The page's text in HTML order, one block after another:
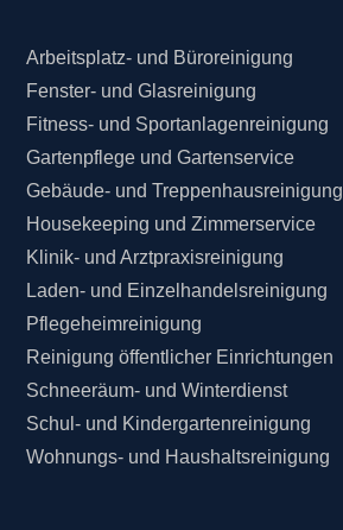
Arbeitsplatz- und Büroreinigung
Fenster- und Glasreinigung
Fitness- und Sportanlagenreinigung
Gartenpflege und Gartenservice
Gebäude- und Treppenhausreinigung
Housekeeping und Zimmerservice
Klinik- und Arztpraxisreinigung
Laden- und Einzelhandelsreinigung
Pflegeheimreinigung
Reinigung öffentlicher Einrichtungen
Schneeräum- und Winterdienst
Schul- und Kindergartenreinigung
Wohnungs- und Haushaltsreinigung